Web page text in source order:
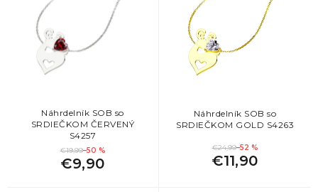
Náhrdelník SOB so
SRDIEČKOM ČERVENÝ
S4257
€19,99–50 %
€9,90
Náhrdelník SOB so
SRDIEČKOM GOLD S4263
€24,99–52 %
€11,90